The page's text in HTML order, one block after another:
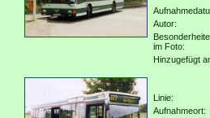
Autor:
im Foto:
Hinzugefügt
Linie:
Aufnahmeort: